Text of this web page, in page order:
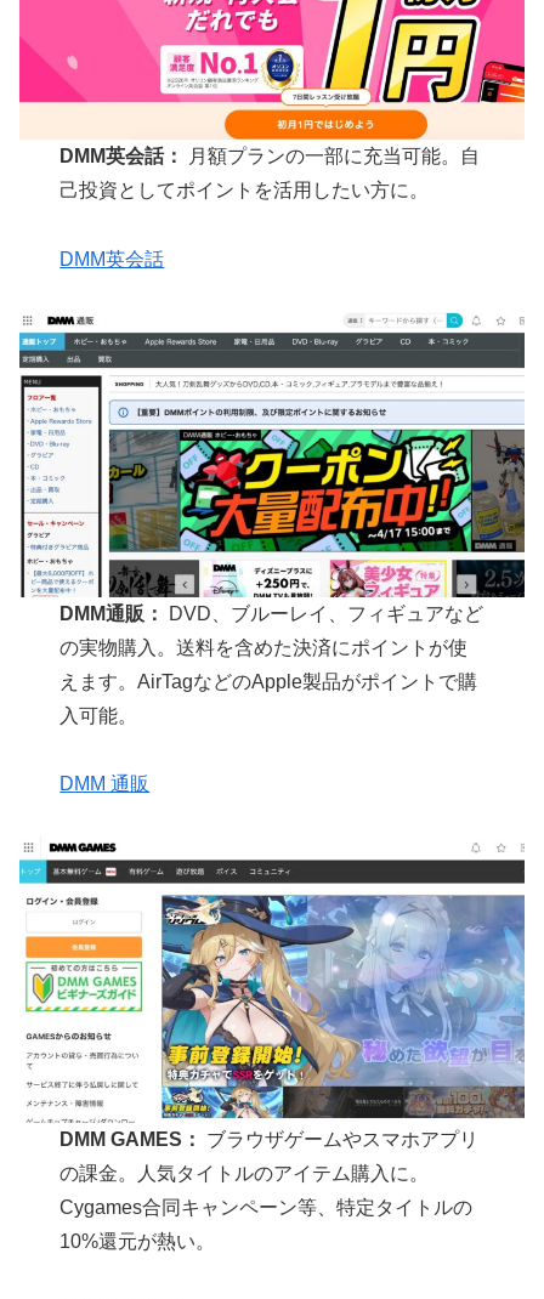
DMM英会話：
月額プランの一部に充当可能。自
己投資としてポイントを活用したい方に。
DMM英会話
DMM通販：
DVD、ブルーレイ、フィギュアなど
の実物購入。送料を含めた決済にポイントが使
えます。AirTagなどのApple製品がポイントで購
入可能。
DMM 通販
DMM GAMES：
ブラウザゲームやスマホアプリ
の課金。人気タイトルのアイテム購入に。
Cygames合同キャンペーン等、特定タイトルの
10%還元が熱い。